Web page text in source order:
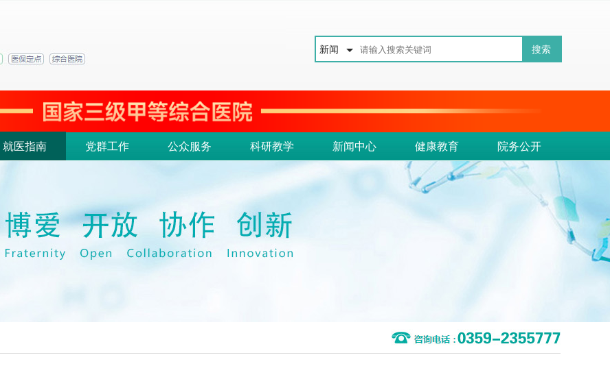
新闻
就医指南 党群工作 公众服务 科研教学 新闻中心 健康教育 院务公开